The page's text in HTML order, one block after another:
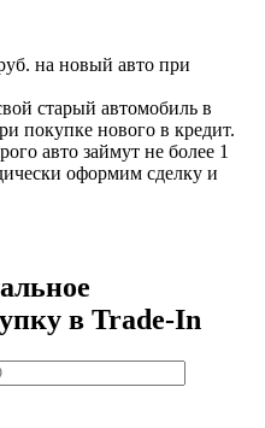
на новый авто при
старый автомобиль в
покупке нового в кредит.
авто займут не более 1
оформим сделку и
в Trade-In